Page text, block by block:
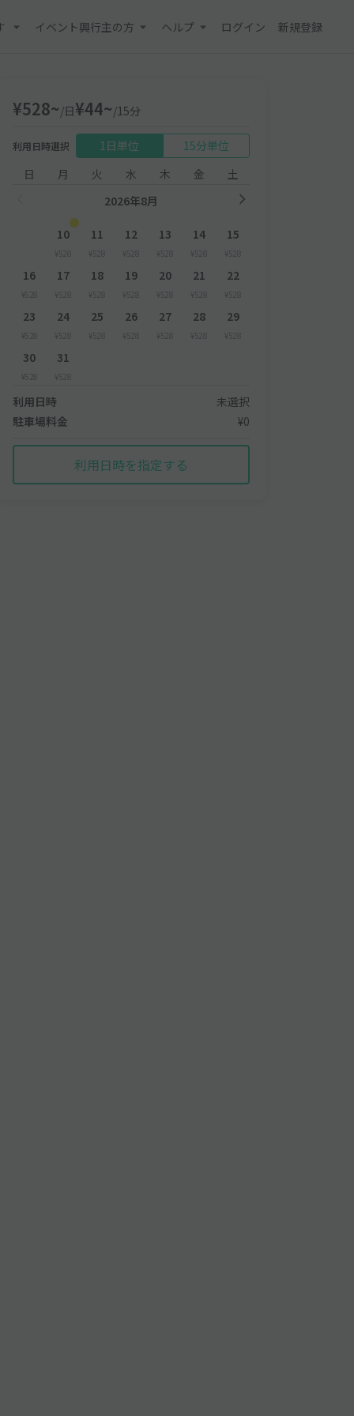
イベント興行主の方 ヘルプ ログイン 新規登録
¥528~/日¥44~/15分
利用日時選択 1日単位
15分単位
日
月 火 水 木 金
土
2026年8月
10
¥528
11
¥528
12
¥528
13
¥528
14
¥528
15
¥528
16
¥528
17
¥528
18
¥528
19
¥528
20
¥528
21
¥528
22
¥528
23
¥528
24
¥528
25
¥528
26
¥528
27
¥528
28
¥528
29
¥528
30
¥528
31
¥528
利用日時
未選択
駐車場料金
¥0
利用日時を指定する